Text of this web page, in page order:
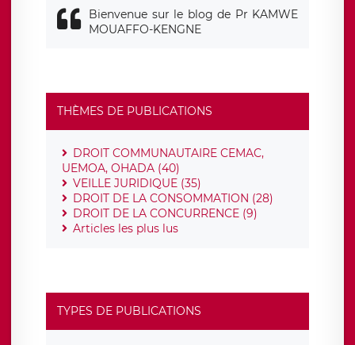
Bienvenue sur le blog de Pr KAMWE
MOUAFFO-KENGNE
THÈMES DE PUBLICATIONS
DROIT COMMUNAUTAIRE CEMAC,
UEMOA, OHADA (40)
VEILLE JURIDIQUE (35)
DROIT DE LA CONSOMMATION (28)
DROIT DE LA CONCURRENCE (9)
Articles les plus lus
TYPES DE PUBLICATIONS